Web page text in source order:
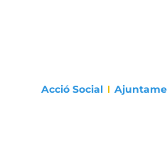
Acció Social